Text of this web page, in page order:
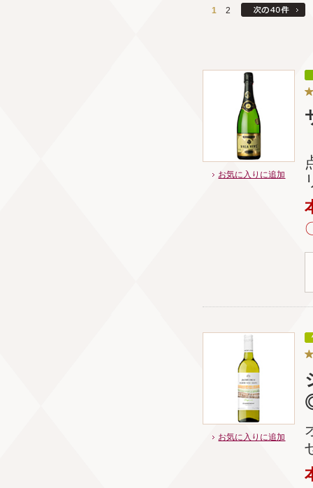
1 2
お気に入りに追加
お気に入りに追加